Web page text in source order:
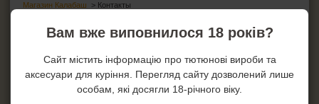
Магазин Калабаш > Контакты
Наши контакты
Интернет магазин Calabash
Наши телефоны:
ЗАЖИГАЛКИ
Вам вже виповнилося 18 років?
Сайт містить інформацію про тютюнові вироби та
аксесуари для куріння. Перегляд сайту дозволений лише
особам, які досягли 18-річного віку.